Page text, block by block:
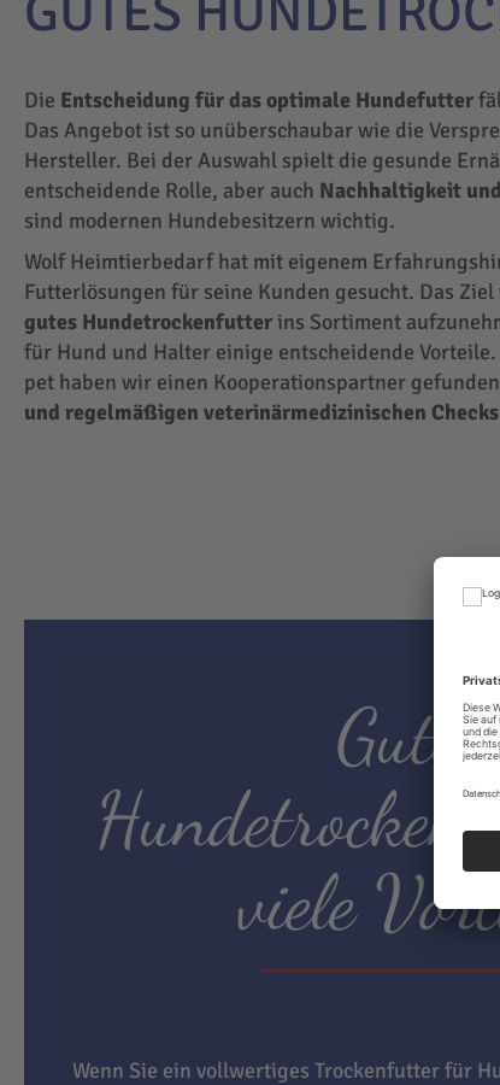
Die Entscheidung für das optimale Hundefutter
Das Angebot ist so unüberschaubar wie die
Hersteller. Bei der Auswahl spielt die gesunde
entscheidende Rolle, aber auch Nachhaltigkeit
sind modernen Hundebesitzern wichtig.
Wolf Heimtierbedarf hat mit eigenem
Futterlösungen für seine Kunden gesucht. Das
gutes Hundetrockenfutter ins Sortiment
für Hund und Halter einige entscheidende
pet haben wir einen Kooperationspartner
und regelmäßigen veterinärmedizinischen Checks
Gutes
viele
Wenn Sie ein vollwertiges Trockenfutter für